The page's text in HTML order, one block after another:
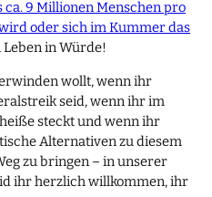
9 Millionen Menschen pro
oder sich im Kummer das
in Würde!
wollt, wenn ihr
seid, wenn ihr im
steckt und wenn ihr
Alternativen zu diesem
zu bringen – in unserer
ihr herzlich willkommen, ihr